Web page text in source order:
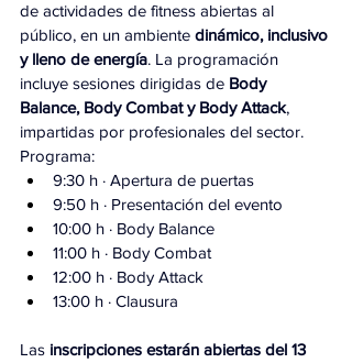
de actividades de fitness abiertas al
público, en un ambiente dinámico, inclusivo
y lleno de energía. La programación
incluye sesiones dirigidas de Body
Balance, Body Combat y Body Attack,
impartidas por profesionales del sector.
Programa:
9:30 h · Apertura de puertas
9:50 h · Presentación del evento
10:00 h · Body Balance
11:00 h · Body Combat
12:00 h · Body Attack
13:00 h · Clausura
Las inscripciones estarán abiertas del 13